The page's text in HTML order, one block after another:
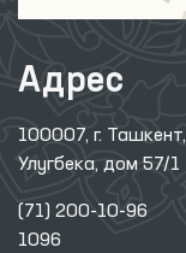
Адрес
100007, г.
Улугбека, дом 57/1
(71) 200-10-96
1096